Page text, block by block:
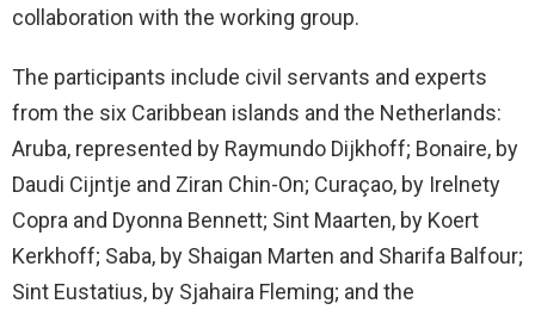
collaboration with the working group.
The participants include civil servants and experts
from the six Caribbean islands and the Netherlands:
Aruba, represented by Raymundo Dijkhoff; Bonaire, by
Daudi Cijntje and Ziran Chin-On; Curaçao, by Irelnety
Copra and Dyonna Bennett; Sint Maarten, by Koert
Kerkhoff; Saba, by Shaigan Marten and Sharifa Balfour;
Sint Eustatius, by Sjahaira Fleming; and the